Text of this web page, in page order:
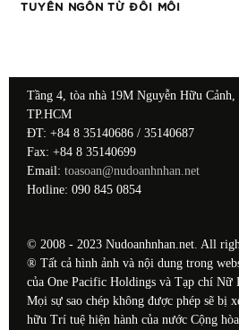
TUYÊN NGÔN TỪ ĐÔI MÔI
Tầng 4, tòa nhà 19M Nguyễn Hữu Cảnh,
TP.HCM
ĐT: +84 8 35140686 / 35140687
Fax: +84 8 35140699
Email: toasoan@nudoanhnhan.net
Hotline: 090 845 0854
© 2008 - 2023 Nudoanhnhan.net. All
® Tất cả hình ảnh và nội dung trong
của One Pacific Holdings và Tạp chí Nữ
Mọi sự sao chép không được phép sẽ bị
hữu Trí tuệ hiện hành của nước Cộng